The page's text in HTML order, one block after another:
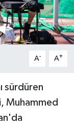
A- A+
sürdüren
Muhammed